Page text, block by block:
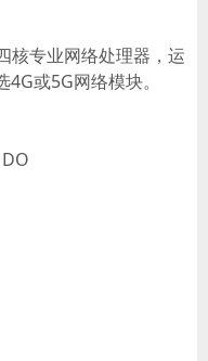
核专业网络处理器，运
或5G网络模块。